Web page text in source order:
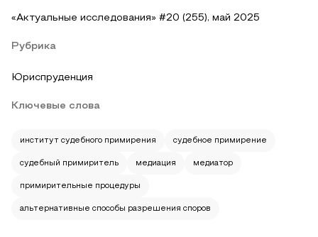
«Актуальные исследования» #20 (255), май 2025
Рубрика
Юриспруденция
Ключевые слова
институт судебного примирения судебное примирение
судебный примиритель медиация медиатор
примирительные процедуры
альтернативные способы разрешения споров